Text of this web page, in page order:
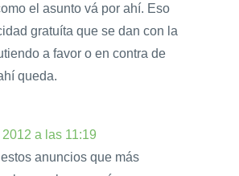
el asunto vá por ahí. Eso
gratuíta que se dan con la
a favor o en contra de
queda.
a las 11:19
anuncios que más